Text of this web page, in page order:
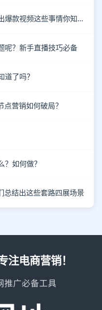
玩转视频号，视频号如何打造出爆款视频这些事情你知道了吗？
呢？新手直播技巧必备
了吗？
营销如何破局？
如何做？
总结出这些套路四展场景
注电商营销！
推广必备工具